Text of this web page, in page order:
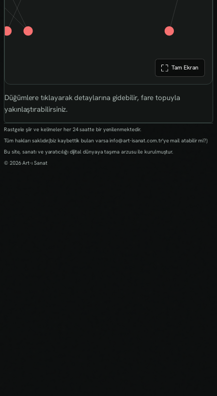
Tam Ekran
Düğümlere tıklayarak detaylarına gidebilir, fare topuyla
yakınlaştırabilirsiniz.
Rastgele şiir ve kelimeler her 24 saatte bir yenilenmektedir.
Tüm hakları saklıdır.(biz kaybettik bulan varsa info@art-isanat.com.tr'ye mail atabilir mi?)
Bu site, sanatı ve yaratıcılığı dijital dünyaya taşıma arzusu ile kurulmuştur.
© 2026 Art-ı Sanat